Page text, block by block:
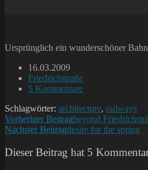
Ursprünglich ein wunderschöner
Beitrag
veröffentlicht:
16.03.2009
Beitrags-
Kategorie:
Friedrichstraße
Beitrags-
5 Kommentare
Schlagwörter: architecture, railways
Weitere
Artikel
ansehen
Vorheriger Beitragbeyond
Nächster Beitragdesire for the spring
Dieser Beitrag hat 5